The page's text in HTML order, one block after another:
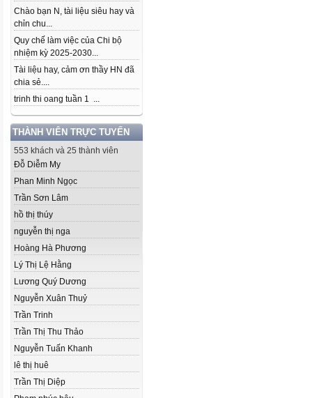
Chào bạn N, tài liệu siêu hay và
chỉn chu...
Quy chế làm việc của Chi bộ
nhiệm kỳ 2025-2030...
Tài liệu hay, cảm ơn thầy HN đã
chia sẻ....
trinh thi oang tuần 1 ...
THÀNH VIÊN TRỰC TUYẾN
553 khách và 25 thành viên
Đỗ Diễm My
Phan Minh Ngọc
Trần Sơn Lâm
hồ thị thúy
nguyễn thị nga
Hoàng Hà Phương
Lý Thị Lệ Hằng
Lương Quý Dương
Nguyễn Xuân Thuỷ
Trần Trinh
Trần Thị Thu Thảo
Nguyễn Tuấn Khanh
lê thị huê
Trần Thị Diệp